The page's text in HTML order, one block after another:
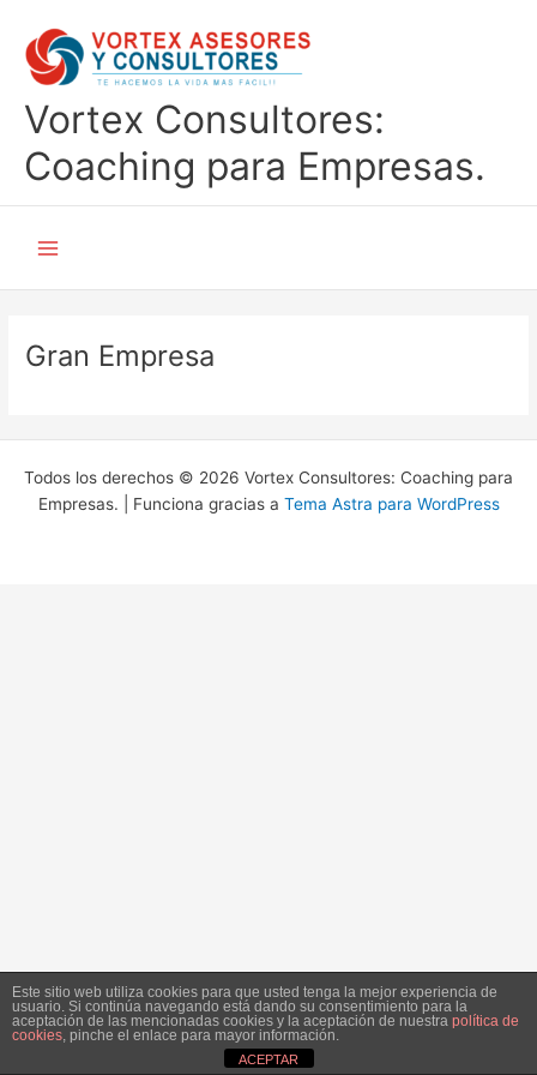
contenido
Vortex Consultores:
Coaching para Empresas.
Gran Empresa
Todos los derechos © 2026 Vortex Consultores: Coaching para
Empresas. | Funciona gracias a Tema Astra para WordPress
Este sitio web utiliza cookies para que usted tenga la mejor experiencia de
usuario. Si continúa navegando está dando su consentimiento para la
aceptación de las mencionadas cookies y la aceptación de nuestra política de
cookies, pinche el enlace para mayor información.
ACEPTAR